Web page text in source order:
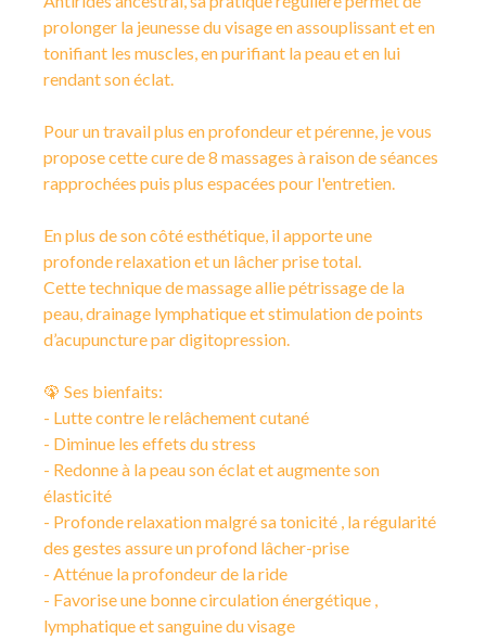
prolonger la jeunesse du visage en assouplissant et en
tonifiant les muscles, en purifiant la peau et en lui
rendant son éclat.
Pour un travail plus en profondeur et pérenne, je vous
propose cette cure de 8 massages à raison de séances
rapprochées puis plus espacées pour l'entretien.
En plus de son côté esthétique, il apporte une
profonde relaxation et un lâcher prise total.
Cette technique de massage allie pétrissage de la
peau, drainage lymphatique et stimulation de points
d’acupuncture par digitopression.
🦚 Ses bienfaits:
- Lutte contre le relâchement cutané
- Diminue les effets du stress
- Redonne à la peau son éclat et augmente son
élasticité
- Profonde relaxation malgré sa tonicité , la régularité
des gestes assure un profond lâcher-prise
- Atténue la profondeur de la ride
- Favorise une bonne circulation énergétique ,
lymphatique et sanguine du visage